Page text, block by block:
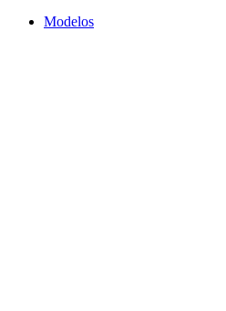
Modelos